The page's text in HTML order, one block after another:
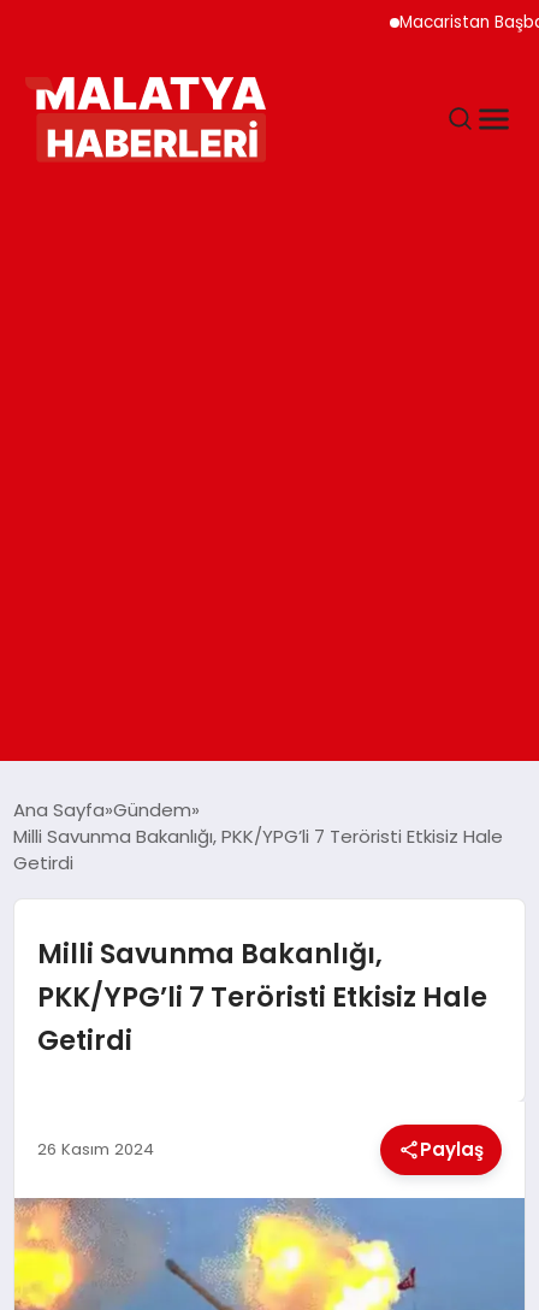
Macaristan
GÜNDEM
DÜNYA
EĞITIM
MAGAZIN
SAĞLIK
SIYASET
Ana Sayfa Gündem
Milli Savunma Bakanlığı, PKK/YPG’li 7 Teröristi Etkisiz Hale
Getirdi
Milli Savunma Bakanlığı,
PKK/YPG’li 7 Teröristi Etkisiz Hale
Getirdi
26 Kasım 2024 Paylaş